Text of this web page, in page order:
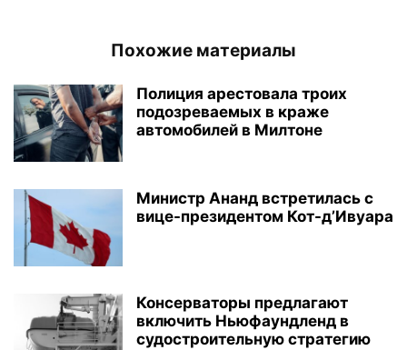
Похожие материалы
Полиция арестовала троих
подозреваемых в краже
автомобилей в Милтоне
Министр Ананд встретилась с
вице-президентом Кот-д’Ивуара
Консерваторы предлагают
включить Ньюфаундленд в
судостроительную стратегию